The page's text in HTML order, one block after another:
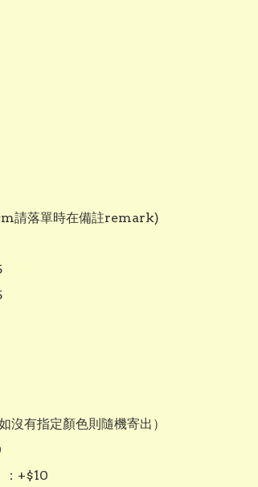
請落單時在備註remark)
有指定顏色則隨機寄出）
：+$10